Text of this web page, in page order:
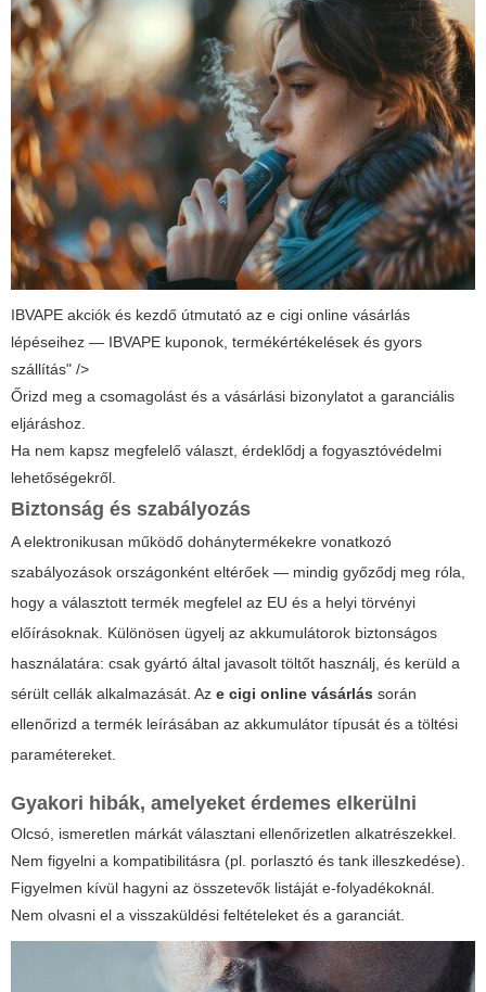
IBVAPE akciók és kezdő útmutató az e cigi online vásárlás
lépéseihez — IBVAPE kuponok, termékértékelések és gyors
szállítás" />
Őrizd meg a csomagolást és a vásárlási bizonylatot a garanciális
eljáráshoz.
Ha nem kapsz megfelelő választ, érdeklődj a fogyasztóvédelmi
lehetőségekről.
Biztonság és szabályozás
A elektronikusan működő dohánytermékekre vonatkozó
szabályozások országonként eltérőek — mindig győződj meg róla,
hogy a választott termék megfelel az EU és a helyi törvényi
előírásoknak. Különösen ügyelj az akkumulátorok biztonságos
használatára: csak gyártó által javasolt töltőt használj, és kerüld a
sérült cellák alkalmazását. Az e cigi online vásárlás során
ellenőrizd a termék leírásában az akkumulátor típusát és a töltési
paramétereket.
Gyakori hibák, amelyeket érdemes elkerülni
Olcsó, ismeretlen márkát választani ellenőrizetlen alkatrészekkel.
Nem figyelni a kompatibilitásra (pl. porlasztó és tank illeszkedése).
Figyelmen kívül hagyni az összetevők listáját e-folyadékoknál.
Nem olvasni el a visszaküldési feltételeket és a garanciát.